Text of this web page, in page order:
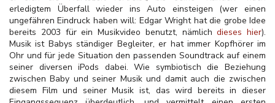
erledigtem Überfall wieder ins Auto einsteigen (wer einen
ungefähren Eindruck haben will: Edgar Wright hat die grobe Idee
bereits 2003 für ein Musikvideo benutzt, nämlichdieses hier).
Musik ist Babys ständiger Begleiter, er hat immer Kopfhörer im
Ohr und für jede Situation den passenden Soundtrack auf einem
seiner diversen iPods dabei. Wie symbiotisch die Beziehung
zwischen Baby und seiner Musik und damit auch die zwischen
diesem Film und seiner Musik ist, das wird bereits in dieser